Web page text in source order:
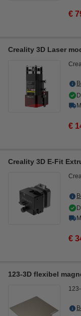
€
Creality 3D Laser
€
Creality 3D E-Fit
€
123-3D flexibel